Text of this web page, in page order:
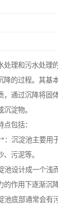
处理和污水处理
降的过程。其基
通过沉降将固
淀物。
包括：
：沉淀池主要用
污泥等。
池设计成一个浅
作用下逐渐沉
底部通常会有